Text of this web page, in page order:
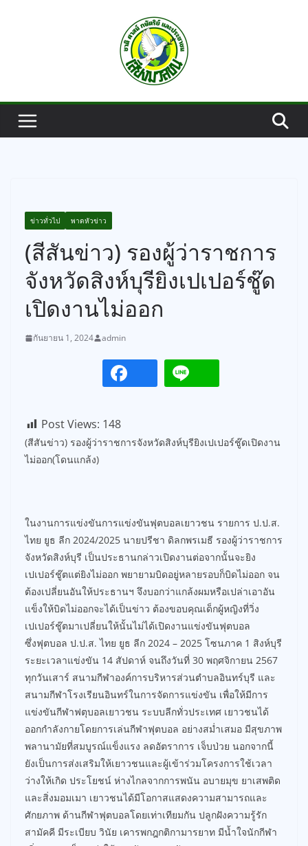
ข่าวทั่วไป พาดหัวข่าว
(สีสันข่าว) รองผู้ว่าราชการ
จังหวัดสิงห์บุรียิงเปเปอร์ชู๊ด
เปิดงานไม่ออก
กันยายน 1, 2024 admin
Post Views: 148
(สีสันข่าว) รองผู้ว่าราชการจังหวัดสิงห์บุรียิงเปเปอร์ชู๊ดเปิดงาน
ไม่ออก(โดนแกล้ง)
ในงานการแข่งขันการแข่งขันฟุตบอลเยาวชน รายการ ป.ป.ส.
ไทย ยูธ ลีก 2024/2025 นายปรีชา ดิลกพรเมธี รองผู้ว่าราชการ
จังหวัดสิงห์บุรี เป็นประธานกล่าวเปิดงานต่อจากนั้นจะยิง
เปเปอร์ชู๊ตแต่ยิงไม่ออก พยายามบิดอยู่หลายรอบก็บิดไม่ออก จน
ต้องเปลี่ยนอันให้ประธานฯ จึงบอกว่าแกล้งผมหรือเปล่าเอาอัน
แข็งให้บิดไม่ออกจะได้เป็นข่าว ต้องขอบคุณเด็กผู้หญิงที่วิ่ง
เปเปอร์ชู๊ตมาเปลี่ยนให้นั้นไม่ได้เปิดงานแข่งขันฟุตบอล
ซึ่งฟุตบอล ป.ป.ส. ไทย ยูธ ลีก 2024 – 2025 โซนภาค 1 สิงห์บุรี
ระยะเวลาแข่งขัน 14 สัปดาห์ จนถึงวันที่ 30 พฤศจิกายน 2567
ทุกวันเสาร์ สนามกีฬาองค์การบริหารส่วนตำบลอินทร์บุรี และ
สนามกีฬาโรงเรียนอินทร์ในการจัดการแข่งขัน เพื่อให้มีการ
แข่งขันกีฬาฟตุบอลเยาวชน ระบบลีกทั่วประเทศ เยาวชนได้
ออกกำลังกายโดยการเล่นกีฬาฟุตบอล อย่างสม่ำเสมอ มีสุขภาพ
พลานามัยที่สมบูรณ์แข็งแรง ลดอัตราการ เจ็บป่วย นอกจากนี้
ยังเป็นการส่งเสริมให้เยาวชนและผู้เข้าร่วมโครงการใช้เวลา
ว่างให้เกิด ประโยชน์ ห่างไกลจากการพนัน อบายมุข ยาเสพติด
และสิ่งมอมเมา เยาวชนได้มีโอกาสแสดงความสามารถและ
ศักยภาพ ด้านกีฬาฟุตบอลโดยเท่าเทียมกัน ปลูกฝังความรู้รัก
สามัคคี มีระเบียบ วินัย เคารพกฎกติกามารยาท มีน้ำใจนักกีฬา